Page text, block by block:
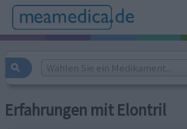
Wählen Sie ein Medikament...
Erfahrungen mit Elontril